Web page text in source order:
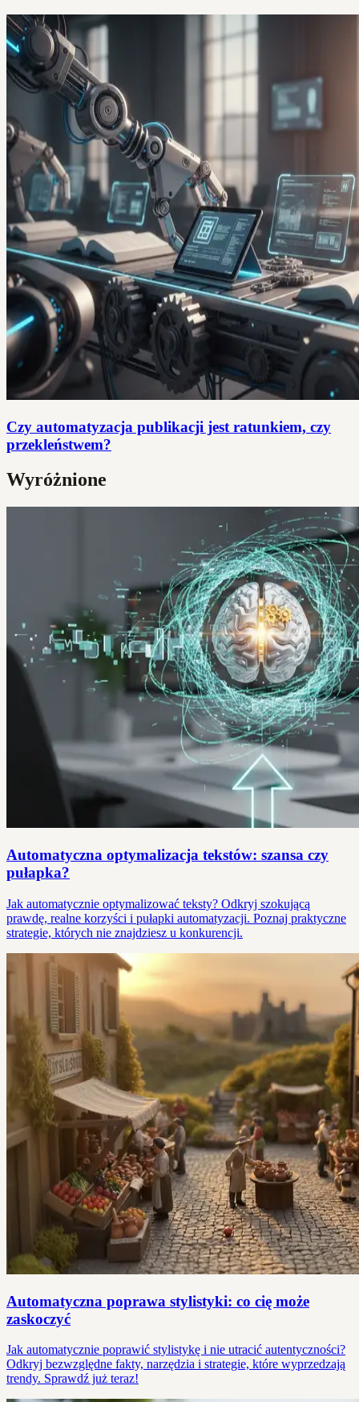
Czy automatyzacja publikacji jest ratunkiem, czy
przekleństwem?
Wyróżnione
Automatyczna optymalizacja tekstów: szansa czy
pułapka?
Jak automatycznie optymalizować teksty? Odkryj szokującą
prawdę, realne korzyści i pułapki automatyzacji. Poznaj praktyczne
strategie, których nie znajdziesz u konkurencji.
Automatyczna poprawa stylistyki: co cię może
zaskoczyć
Jak automatycznie poprawić stylistykę i nie utracić autentyczności?
Odkryj bezwzględne fakty, narzędzia i strategie, które wyprzedzają
trendy. Sprawdź już teraz!